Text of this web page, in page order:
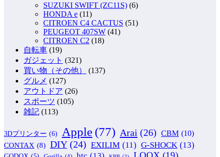
SUZUKI SWIFT (ZC11S) (6)
HONDA e (11)
CITROEN C4 CACTUS (51)
PEUGEOT 407SW (41)
CITROEN C2 (18)
自転車 (19)
ガジェット (321)
買い物（その他）
(137)
グルメ (127)
アウトドア (26)
スポーツ (105)
雑記 (113)
3Dプリンター (6) Apple (77) Arai (26) CBM (10)
CONTAX (8) DIY (24) EXILIM (11) G-SHOCK (13)